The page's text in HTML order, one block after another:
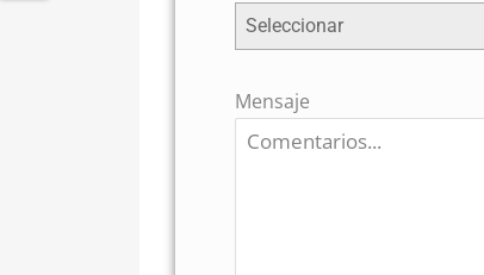
Seleccionar
Mensaje